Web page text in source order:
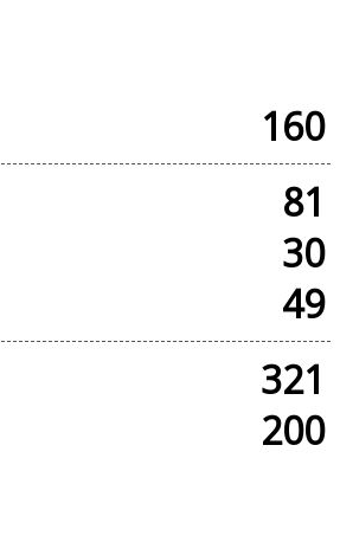
160
81
30
49
321
200